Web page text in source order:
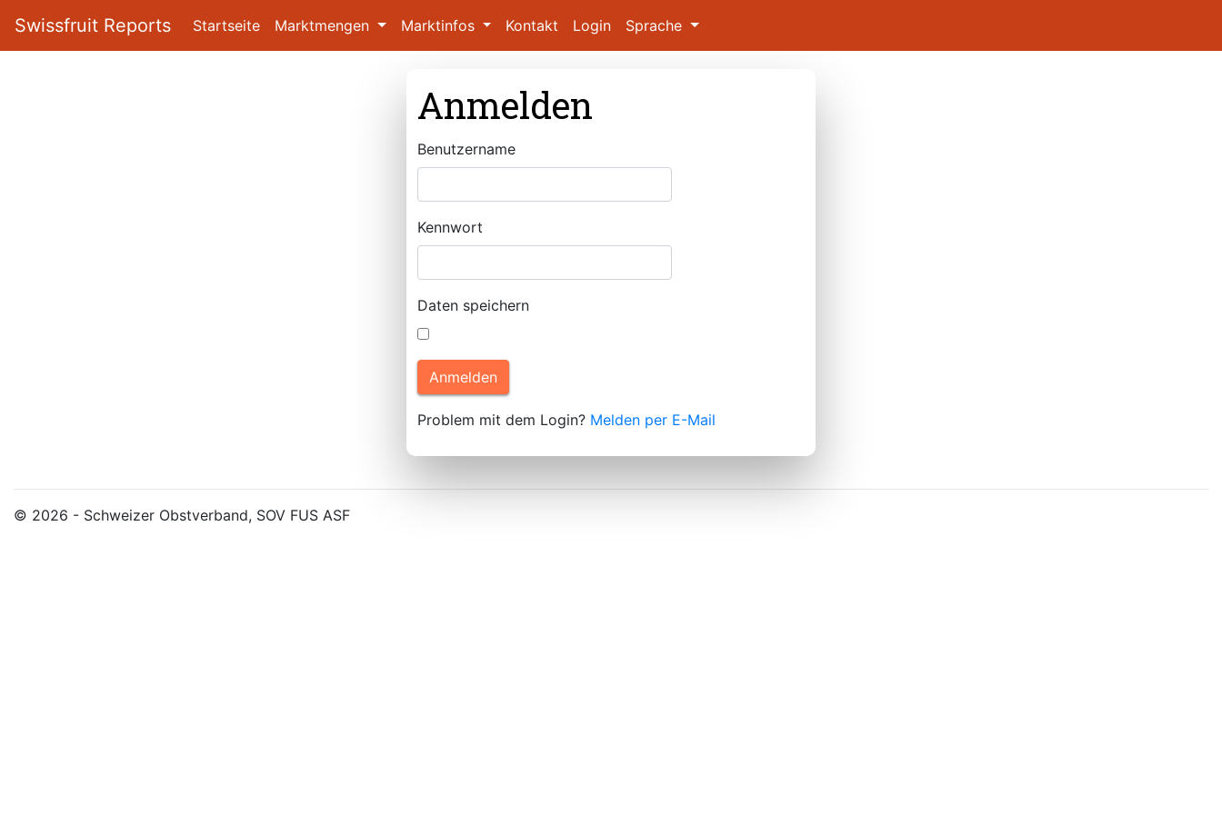
Swissfruit Reports Startseite Marktmengen Marktinfos Kontakt Login Sprache
Anmelden
Benutzername
Kennwort
Daten speichern
Anmelden
Problem mit dem Login? Melden per E-Mail
© 2026 - Schweizer Obstverband, SOV FUS ASF